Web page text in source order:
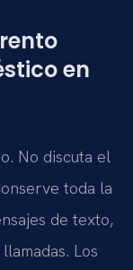
en
No discuta el
toda la
de texto,
Los